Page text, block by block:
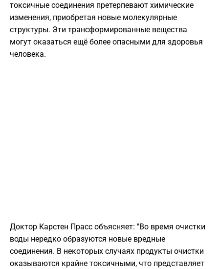
токсичные соединения претерпевают химические
изменения, приобретая новые молекулярные
структуры. Эти трансформированные вещества
могут оказаться ещё более опасными для здоровья
человека.
Доктор Карстен Прасс объясняет: "Во время очистки
воды нередко образуются новые вредные
соединения. В некоторых случаях продукты очистки
оказываются крайне токсичными, что представляет